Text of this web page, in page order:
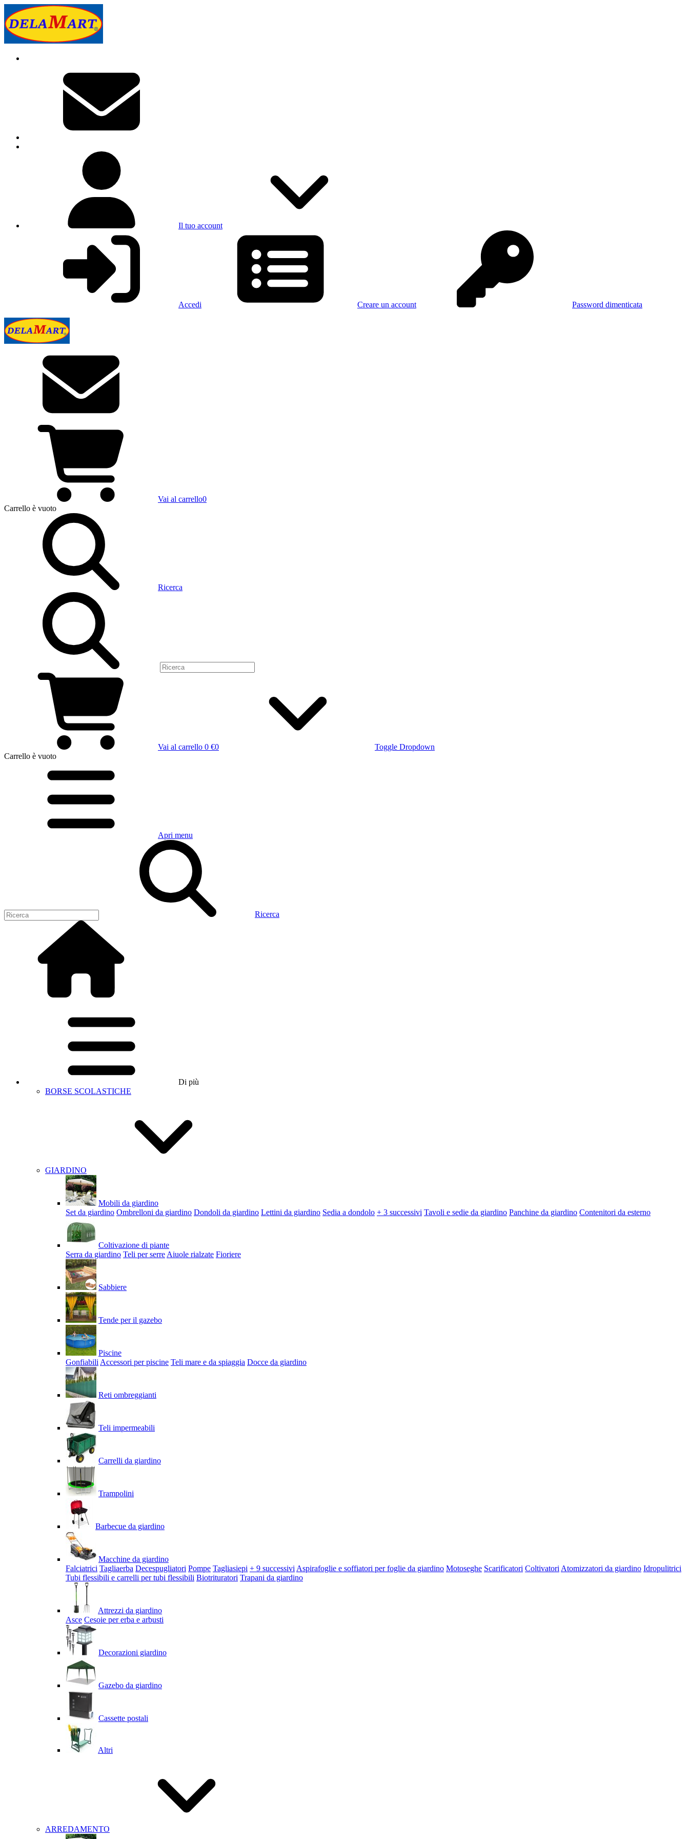
Il tuo account
Accedi Creare un account Password dimenticata
Vai al carrello0
Carrello è vuoto
Ricerca
Vai al carrello 0 €0
Toggle Dropdown
Carrello è vuoto
Apri menu
Ricerca
Di più
BORSE SCOLASTICHE
GIARDINO
Mobili da giardino
Set da giardino Ombrelloni da giardino Dondoli da giardino Lettini da giardino Sedia a dondolo + 3 successivi Tavoli e sedie da giardino Panchine da giardino Contenitori da esterno
Coltivazione di piante
Serra da giardino Teli per serre Aiuole rialzate Fioriere
Sabbiere
Tende per il gazebo
Piscine
Gonfiabili Accessori per piscine Teli mare e da spiaggia Docce da giardino
Reti ombreggianti
Teli impermeabili
Carrelli da giardino
Trampolini
Barbecue da giardino
Macchine da giardino
Falciatrici Tagliaerba Decespugliatori Pompe Tagliasiepi + 9 successivi Aspirafoglie e soffiatori per foglie da giardino Motoseghe Scarificatori Coltivatori Atomizzatori da giardino Idropulitrici
Tubi flessibili e carrelli per tubi flessibili Biotrituratori Trapani da giardino
Attrezzi da giardino
Asce Cesoie per erba e arbusti
Decorazioni giardino
Gazebo da giardino
Cassette postali
Altri
ARREDAMENTO